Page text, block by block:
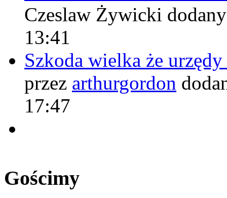
Czeslaw Żywicki
13:41
Szkoda wielka że
przez arthurgordon
17:47
Gościmy